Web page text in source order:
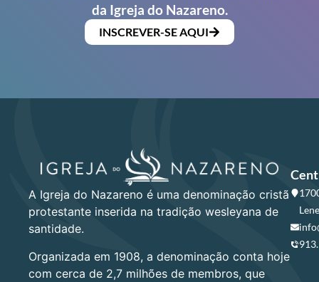
da Igreja do Nazareno.
INSCREVER-SE AQUI
A Igreja do Nazareno é uma denominação cristã
protestante inserida na tradição wesleyana de
santidade.
Organizada em 1908, a denominação conta hoje
com cerca de 2,7 milhões de membros, que